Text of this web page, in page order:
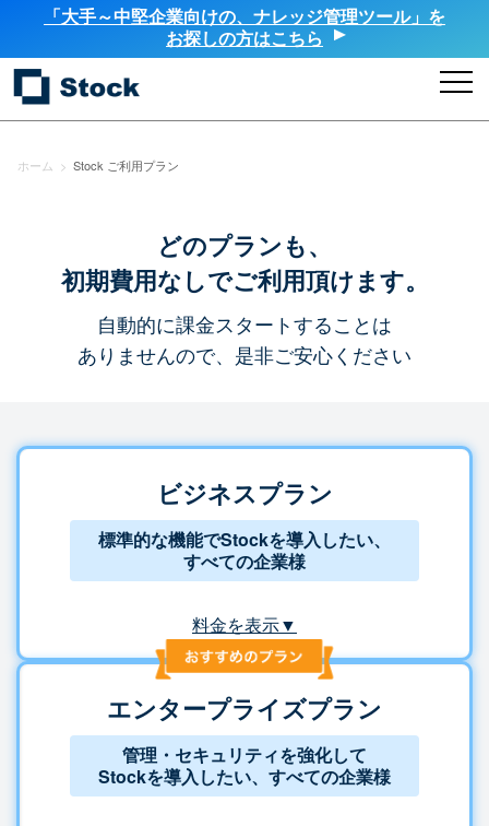
「大手～中堅企業向けの、ナレッジ管理ツール」を
お探しの方はこちら
ホーム > Stock ご利用プラン
どのプランも、
初期費用なしでご利用頂けます。
自動的に課金スタートすることは
ありませんので、是非ご安心ください
ビジネスプラン
標準的な機能でStockを導入したい、
すべての企業様
料金を表示▼
エンタープライズプラン
管理・セキュリティを強化して
Stockを導入したい、すべての企業様